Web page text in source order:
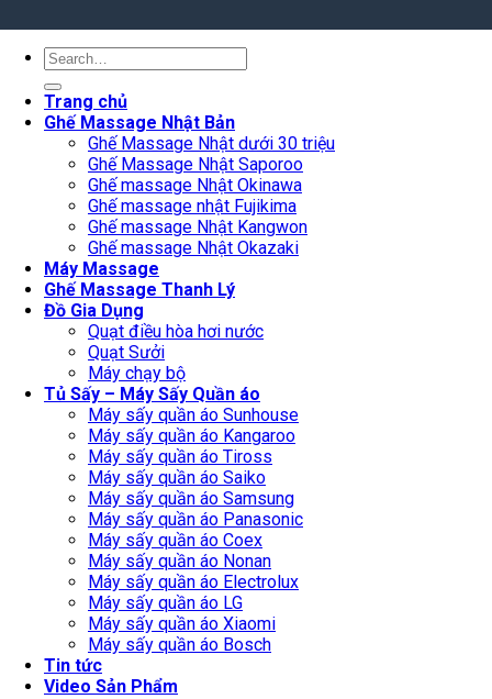
Search
Trang chủ
Ghế Massage Nhật Bản
Ghế Massage Nhật dưới 30 triệu
Ghế Massage Nhật Saporoo
Ghế massage Nhật Okinawa
Ghế massage nhật Fujikima
Ghế massage Nhật Kangwon
Ghế massage Nhật Okazaki
Máy Massage
Ghế Massage Thanh Lý
Đồ Gia Dụng
Quạt điều hòa hơi nước
Quạt Sưởi
Máy chạy bộ
Tủ Sấy – Máy Sấy Quần áo
Máy sấy quần áo Sunhouse
Máy sấy quần áo Kangaroo
Máy sấy quần áo Tiross
Máy sấy quần áo Saiko
Máy sấy quần áo Samsung
Máy sấy quần áo Panasonic
Máy sấy quần áo Coex
Máy sấy quần áo Nonan
Máy sấy quần áo Electrolux
Máy sấy quần áo LG
Máy sấy quần áo Xiaomi
Máy sấy quần áo Bosch
Tin tức
Video Sản Phẩm